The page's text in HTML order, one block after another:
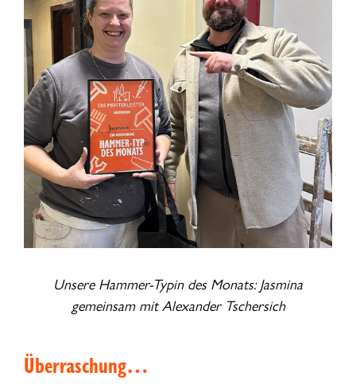
Unsere Hammer-Typin des Monats: Jasmina
gemeinsam mit Alexander Tschersich
Überraschung…